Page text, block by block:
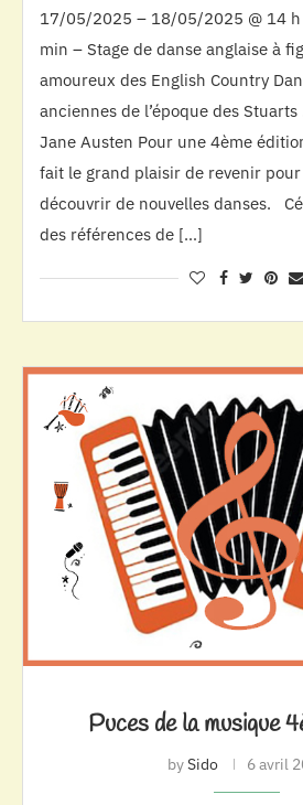
17/05/2025 – 18/05/2025 @ 14
min – Stage de danse anglaise à
amoureux des English Country
anciennes de l’époque des
Jane Austen Pour une 4ème
fait le grand plaisir de revenir
découvrir de nouvelles danses.
des références de […]
Puces de la musique
bySido 6 avril